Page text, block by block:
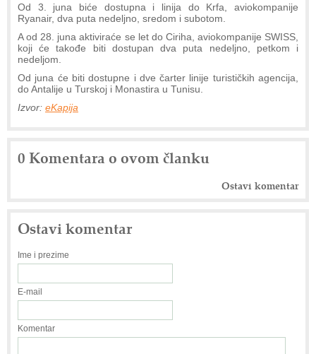
Od 3. juna biće dostupna i linija do Krfa, aviokompanije
Ryanair, dva puta nedeljno, sredom i subotom.
A od 28. juna aktiviraće se let do Ciriha, aviokompanije SWISS,
koji će takođe biti dostupan dva puta nedeljno, petkom i
nedeljom.
Od juna će biti dostupne i dve čarter linije turističkih agencija,
do Antalije u Turskoj i Monastira u Tunisu.
Izvor: eKapija
0 Komentara o ovom članku
Ostavi komentar
Ostavi komentar
Ime i prezime
E-mail
Komentar